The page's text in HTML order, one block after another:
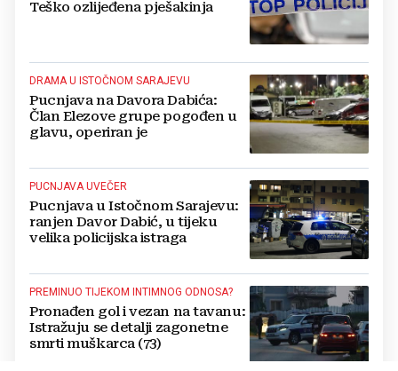
Teško ozlijeđena pješakinja
DRAMA U ISTOČNOM SARAJEVU
Pucnjava na Davora Dabića:
Član Elezove grupe pogođen u
glavu, operiran je
PUCNJAVA UVEČER
Pucnjava u Istočnom Sarajevu:
ranjen Davor Dabić, u tijeku
velika policijska istraga
PREMINUO TIJEKOM INTIMNOG ODNOSA?
Pronađen gol i vezan na tavanu:
Istražuju se detalji zagonetne
smrti muškarca (73)